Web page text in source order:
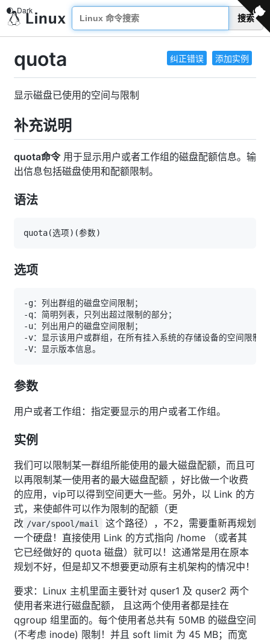
搜索
纠正错误 添加实例
quota
显示磁盘已使用的空间与限制
补充说明
quota命令用于显示用户或者工作组的磁盘配额信息。输
出信息包括磁盘使用和配额限制。
语法
quota(选项) (参数)
选项
参数
用户或者工作组：指定要显示的用户或者工作组。
实例
我们可以限制某一群组所能使用的最大磁盘配额，而且可
以再限制某一使用者的最大磁盘配额 ，好比做一个收费
的应用，vip可以得到空间更大一些。另外，以 Link 的方
式，来使邮件可以作为限制的配额（更
改 /var/spool/mail
这个路径），不2，需要重新再规划
一个硬盘！直接使用 Link 的方式指向 /home （或者其
它已经做好的 quota 磁盘）就可以！这通常是用在原本
规划不好，但是却又不想要更动原有主机架构的情况中！
要求：Linux 主机里面主要针对 quser1 及 quser2 两个
使用者来进行磁盘配额， 且这两个使用者都是挂在
qgroup 组里面的。每个使用者总共有 50MB 的磁盘空间
(不考虑 inode) 限制！并且 soft limit 为 45 MB；而宽